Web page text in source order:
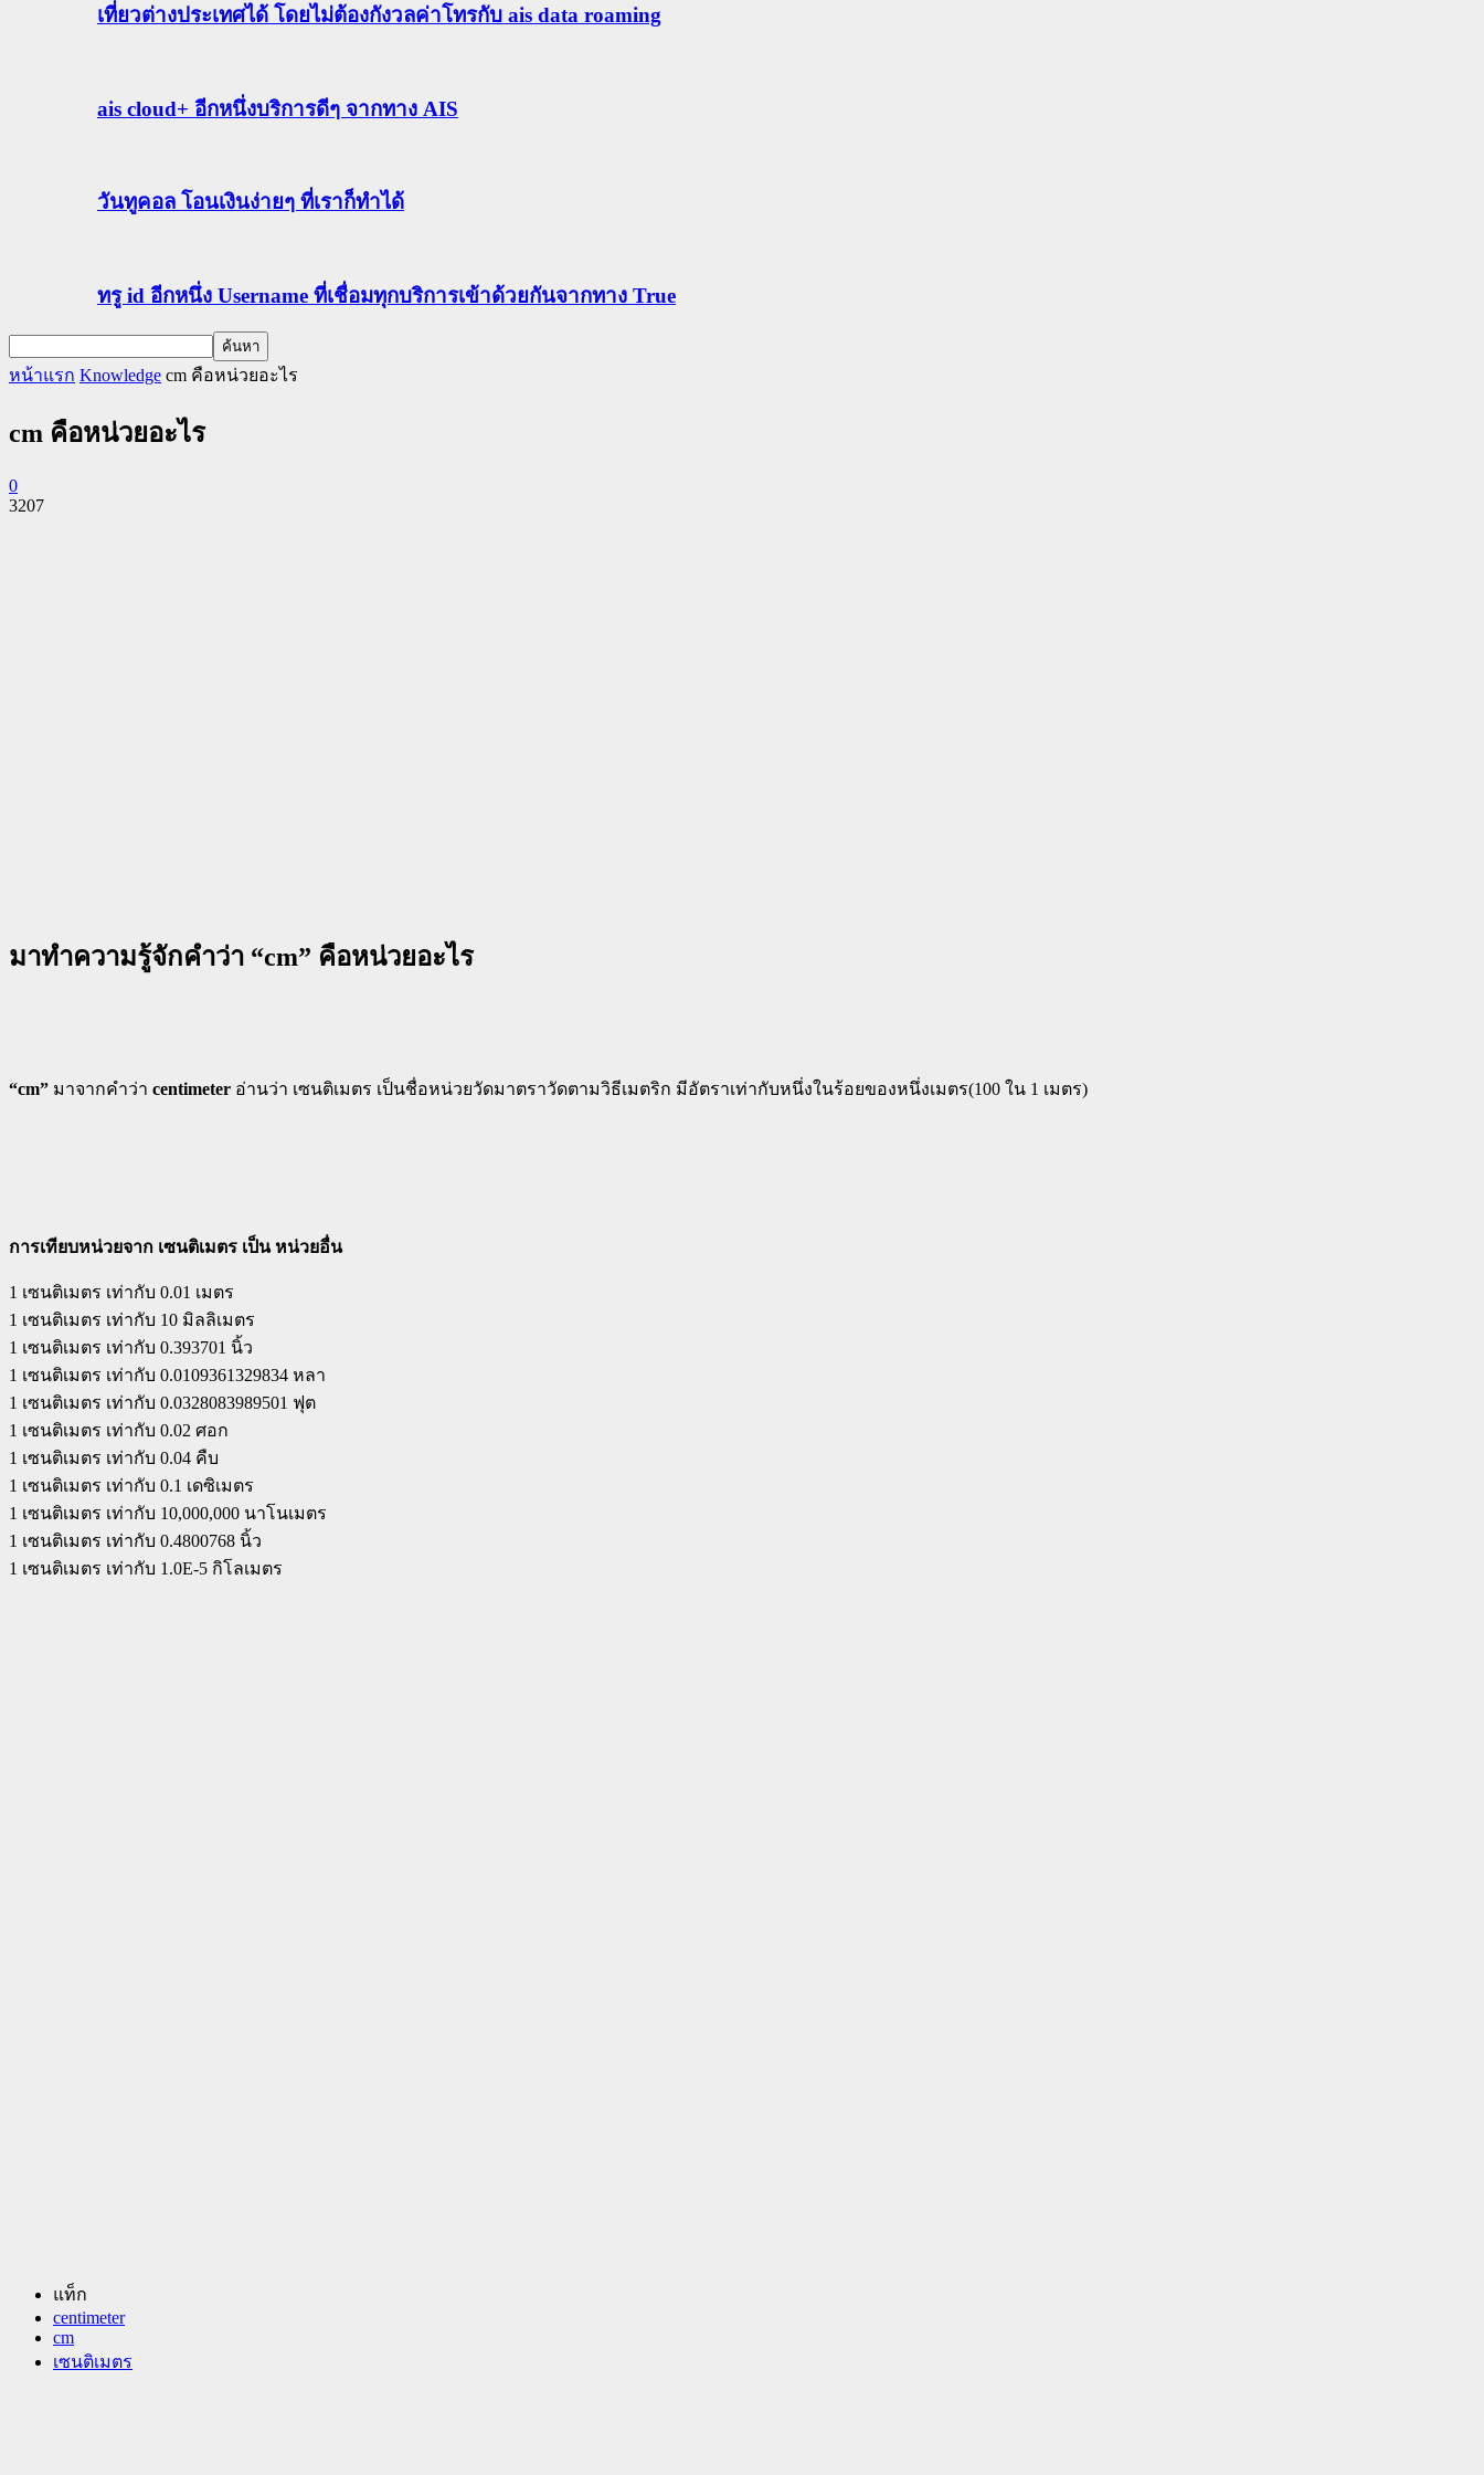
เที่ยวต่างประเทศได้ โดยไม่ต้องกังวลค่าโทรกับ ais data roaming
ais cloud+ อีกหนึ่งบริการดีๆ จากทาง AIS
วันทูคอล โอนเงินง่ายๆ ที่เราก็ทำได้
ทรู id อีกหนึ่ง Username ที่เชื่อมทุกบริการเข้าด้วยกันจากทาง True
หน้าแรก Knowledge cm คือหน่วยอะไร
cm คือหน่วยอะไร
0
3207
มาทำความรู้จักคำว่า “cm” คือหน่วยอะไร
“cm” มาจากคำว่า centimeter อ่านว่า เซนติเมตร เป็นชื่อหน่วยวัดมาตราวัดตามวิธีเมตริก มีอัตราเท่ากับหนึ่งในร้อยของหนึ่งเมตร(100 ใน 1 เมตร)
การเทียบหน่วยจาก เซนติเมตร เป็น หน่วยอื่น
1 เซนติเมตร เท่ากับ 0.01 เมตร
1 เซนติเมตร เท่ากับ 10 มิลลิเมตร
1 เซนติเมตร เท่ากับ 0.393701 นิ้ว
1 เซนติเมตร เท่ากับ 0.0109361329834 หลา
1 เซนติเมตร เท่ากับ 0.0328083989501 ฟุต
1 เซนติเมตร เท่ากับ 0.02 ศอก
1 เซนติเมตร เท่ากับ 0.04 คืบ
1 เซนติเมตร เท่ากับ 0.1 เดซิเมตร
1 เซนติเมตร เท่ากับ 10,000,000 นาโนเมตร
1 เซนติเมตร เท่ากับ 0.4800768 นิ้ว
1 เซนติเมตร เท่ากับ 1.0E-5 กิโลเมตร
แท็ก
centimeter
cm
เซนติเมตร